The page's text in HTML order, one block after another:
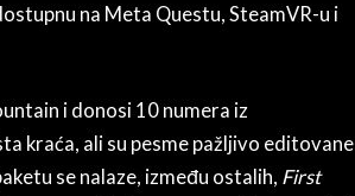
na Meta Questu, SteamVR-u i
i donosi 10 numera iz
kraća, ali su pesme pažljivo editovane
se nalaze, između ostalih, First